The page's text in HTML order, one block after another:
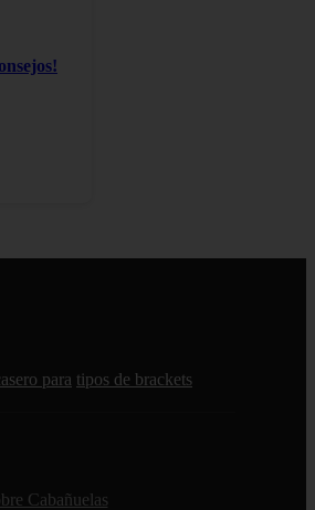
para tipos de brackets
Cabañuelas